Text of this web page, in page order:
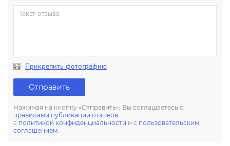
Прикрепить фотографию
Отправить
Нажимая на кнопку «Отправить», Вы соглашаетесь с
правилами публикации отзывов,
с политикой конфиденциальности и с пользовательским
соглашением.